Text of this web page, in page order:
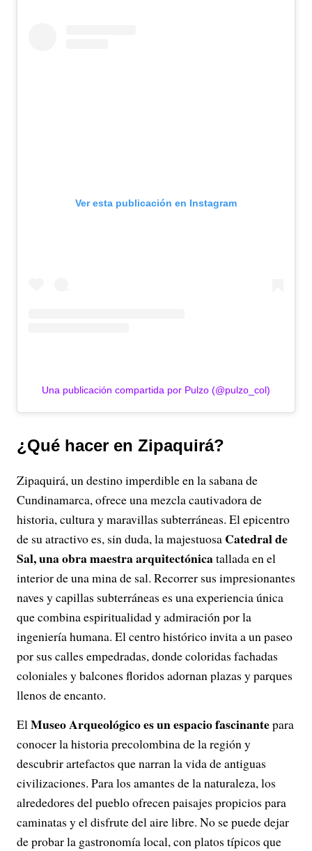
Ver esta publicación en Instagram
Una publicación compartida por Pulzo (@pulzo_col)
¿Qué hacer en Zipaquirá?
Zipaquirá, un destino imperdible en la sabana de
Cundinamarca, ofrece una mezcla cautivadora de
historia, cultura y maravillas subterráneas. El epicentro
de su atractivo es, sin duda, la majestuosa Catedral de
Sal, una obra maestra arquitectónicatallada en el
interior de una mina de sal. Recorrer sus impresionantes
naves y capillas subterráneas es una experiencia única
que combina espiritualidad y admiración por la
ingeniería humana. El centro histórico invita a un paseo
por sus calles empedradas, donde coloridas fachadas
coloniales y balcones floridos adornan plazas y parques
llenos de encanto.
ElMuseo Arqueológico es un espacio fascinantepara
conocer la historia precolombina de la región y
descubrir artefactos que narran la vida de antiguas
civilizaciones. Para los amantes de la naturaleza, los
alrededores del pueblo ofrecen paisajes propicios para
caminatas y el disfrute del aire libre. No se puede dejar
de probar la gastronomía local, con platos típicos que